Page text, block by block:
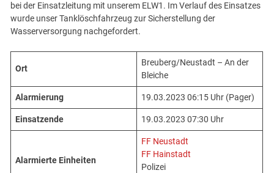
bei der Einsatzleitung mit unserem ELW1. Im Verlauf des Einsatzes
wurde unser Tanklöschfahrzeug zur Sicherstellung der
Wasserversorgung nachgefordert.
Ort
Breuberg/Neustadt – An der
Bleiche
Alarmierung 19.03.2023 06:15 Uhr (Pager)
Einsatzende 19.03.2023 07:30 Uhr
Alarmierte Einheiten
FF Neustadt
FF Hainstadt
Polizei